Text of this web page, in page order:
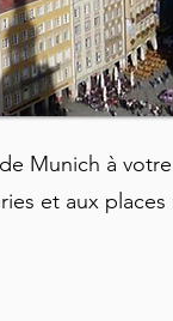
Munich à
et aux